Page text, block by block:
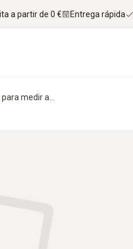
a partir de 0 € Entrega rápida
medir a...